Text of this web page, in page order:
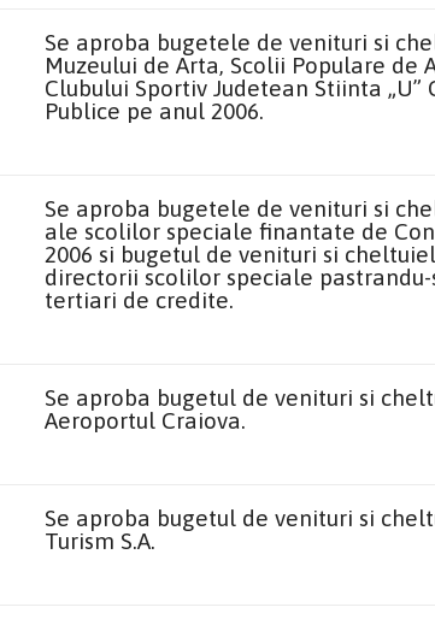
Se aproba bugetele de venituri si
Muzeului de Arta, Scolii Populare de
Clubului Sportiv Judetean Stiinta „U”
Publice pe anul 2006.
Se aproba bugetele de venituri si
ale scolilor speciale finantate de
2006 si bugetul de venituri si
directorii scolilor speciale
tertiari de credite.
Se aproba bugetul de venituri si
Aeroportul Craiova.
Se aproba bugetul de venituri si
Turism S.A.